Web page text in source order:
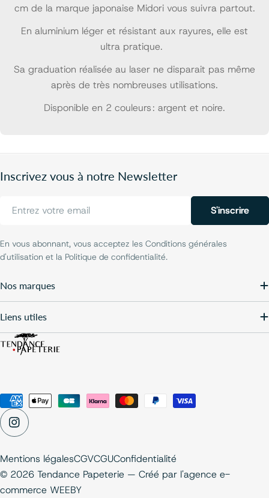
cm de la marque japonaise Midori vous suivra partout.
En aluminium léger et résistant aux rayures, elle est
ultra pratique.
Sa graduation réalisée au laser ne disparait pas même
après de très nombreuses utilisations.
Disponible en 2 couleurs : argent et noire.
Inscrivez vous à notre Newsletter
S'inscrire
En vous abonnant, vous acceptez les Conditions générales
d'utilisation et la Politique de confidentialité.
Nos marques
Liens utiles
Modes
de
paiement
Instagram
© 2026 Tendance Papeterie — Créé par l'agence e-
commerce WEEBY
Mentions légalesCGVCGUConfidentialité